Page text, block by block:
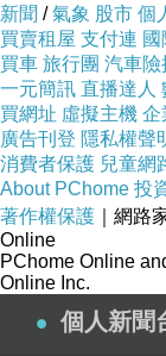
築行業帶來
DAISIN大信
TREMCO
作為一個肩負
一直以來致力
業發展。而
築材料供應
信集團攜手努
建築結構防水
DAISIN大信
新聞 /氣象 股市 個
買賣租屋 支付連 國
買車 旅行團 汽車險
一元簡訊 直播達人
買網址 虛擬主機 企
廣告刊登 隱私權聲
消費者保護 兒童網
About PChome 投
著作權保護 ｜網路
Online
PChome Online
Online Inc.
個人新聞